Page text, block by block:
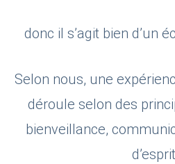
donc il s’agit bien d’un
Selon nous, une
déroule selon des
bienveillance,